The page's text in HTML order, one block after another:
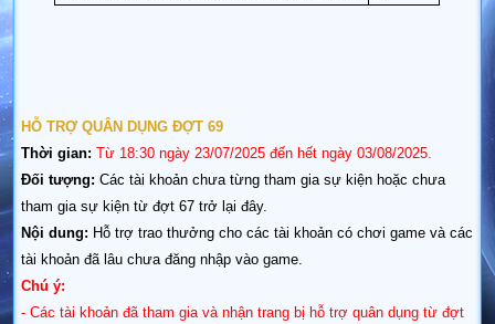
HỖ TRỢ QUÂN DỤNG ĐỢT 69
Thời gian: Từ 18:30ngày 23/07/2025 đến hết ngày 03/08/2025.
Đối tượng: Các tài khoản chưa từng tham gia sự kiện hoặc chưa
tham gia sự kiện từ đợt 67 trở lại đây.
Nội dung: Hỗ trợ trao thưởng cho các tài khoản có chơi game và các
tài khoản đã lâu chưa đăng nhập vào game.
Chú ý:
- Các tài khoản đã tham gia và nhận trang bị hỗ trợ quân dụng từ đợt